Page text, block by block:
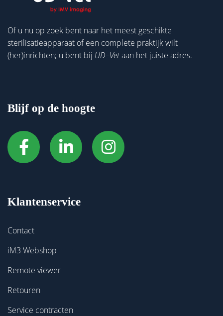
Of u nu op zoek bent naar het meest geschikte
sterilisatieapparaat of een complete praktijk wilt
(her)inrichten; u bent bij UD–Vetaan het juiste adres.
Blijf op de hoogte
Klantenservice
Contact
iM3 Webshop
Remote viewer
Retouren
Service contracten